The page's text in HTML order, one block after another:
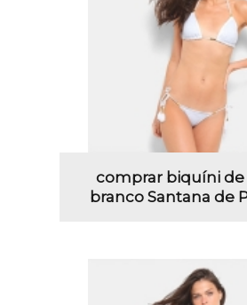
comprar biquíni
branco Santana de